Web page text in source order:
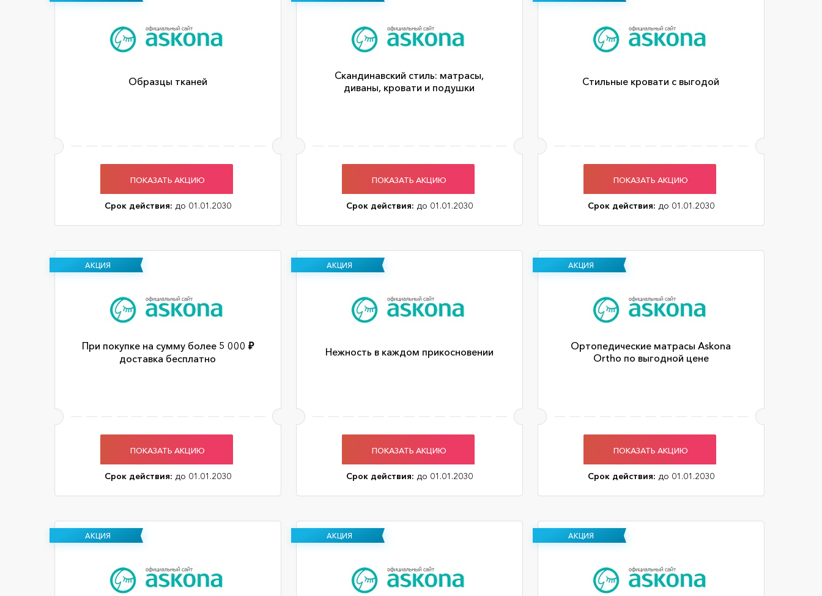
Образцы тканей
ПОКАЗАТЬ АКЦИЮ
Срок действия: до 01.01.2030
Скандинавский стиль: матрасы,
диваны, кровати и подушки
ПОКАЗАТЬ АКЦИЮ
Срок действия: до 01.01.2030
Стильные кровати с выгодой
ПОКАЗАТЬ АКЦИЮ
Срок действия: до 01.01.2030
АКЦИЯ
При покупке на сумму более 5 000 ₽
доставка бесплатно
ПОКАЗАТЬ АКЦИЮ
Срок действия: до 01.01.2030
АКЦИЯ
Нежность в каждом прикосновении
ПОКАЗАТЬ АКЦИЮ
Срок действия: до 01.01.2030
АКЦИЯ
Ортопедические матрасы Askona
Ortho по выгодной цене
ПОКАЗАТЬ АКЦИЮ
Срок действия: до 01.01.2030
АКЦИЯ АКЦИЯ АКЦИЯ